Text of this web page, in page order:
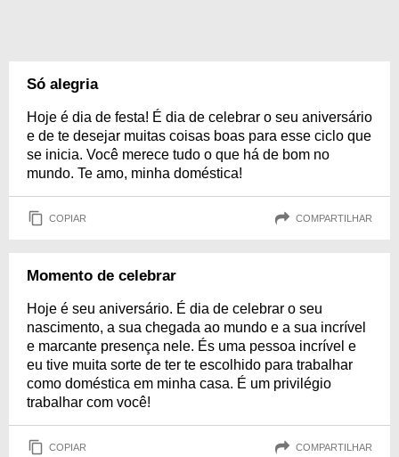
Só alegria
Hoje é dia de festa! É dia de celebrar o seu aniversário
e de te desejar muitas coisas boas para esse ciclo que
se inicia. Você merece tudo o que há de bom no
mundo. Te amo, minha doméstica!
COPIAR COMPARTILHAR
Momento de celebrar
Hoje é seu aniversário. É dia de celebrar o seu
nascimento, a sua chegada ao mundo e a sua incrível
e marcante presença nele. És uma pessoa incrível e
eu tive muita sorte de ter te escolhido para trabalhar
como doméstica em minha casa. É um privilégio
trabalhar com você!
COPIAR COMPARTILHAR